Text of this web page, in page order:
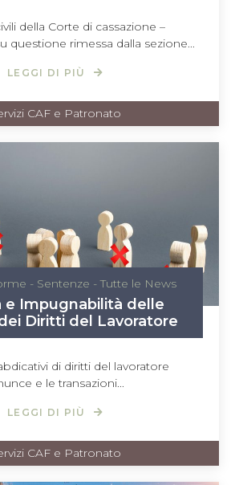
della Corte di cassazione –
questione rimessa dalla sezione...
LEGGI DI PIÙ
CAF e Patronato
- Sentenze -Tutte le News
e Impugnabilità delle
Diritti del Lavoratore
di diritti del lavoratore
e le transazioni...
LEGGI DI PIÙ
CAF e Patronato